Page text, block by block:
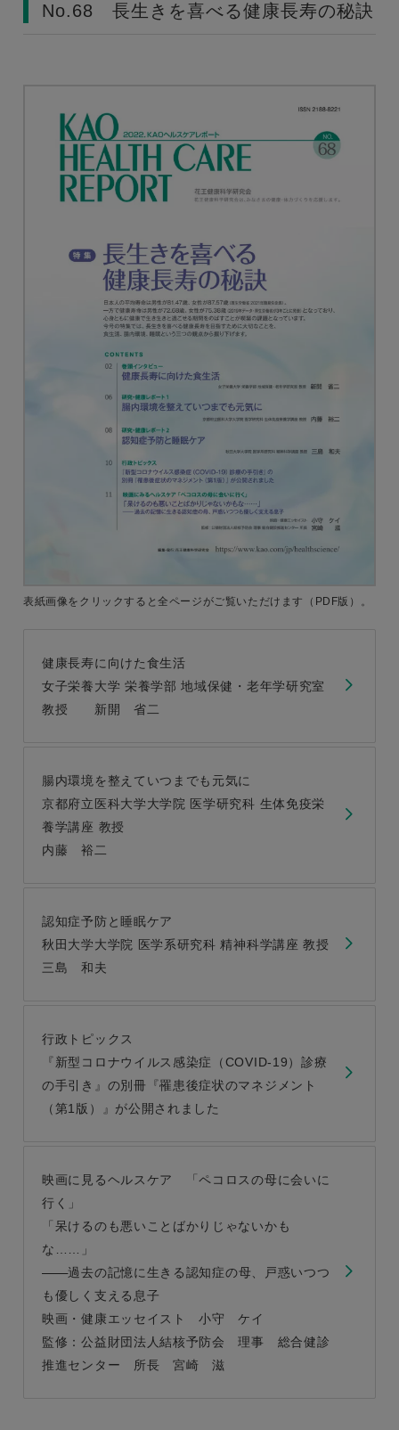
No.68 長生きを喜べる健康長寿の秘訣
表紙画像をクリックすると全ページがご覧いただけます （PDF版）。
健康長寿に向けた食生活
女子栄養大学 栄養学部 地域保健・老年学研究室
教授 新開 省二
腸内環境を整えていつまでも元気に
京都府立医科大学大学院 医学研究科 生体免疫栄
養学講座 教授
内藤 裕二
認知症予防と睡眠ケア
秋田大学大学院 医学系研究科 精神科学講座 教授
三島 和夫
行政トピックス
『新型コロナウイルス感染症（COVID-19）診療
の手引き』の別冊『罹患後症状のマネジメント
（第1版）』が公開されました
映画に見るヘルスケア 「ペコロスの母に会いに
行く」
「呆けるのも悪いことばかりじゃないかも
な……」
過去の記憶に生きる認知症の母、戸惑いつつ
も優しく支える息子
映画・健康エッセイスト 小守 ケイ
監修：公益財団法人結核予防会 理事 総合健診
推進センター 所長 宮崎 滋